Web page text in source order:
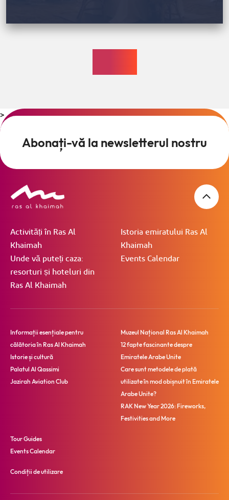
>
Abonați-vă la newsletterul nostru
Activități în Ras Al
Khaimah
Unde vă puteți caza:
resorturi și hoteluri din
Ras Al Khaimah
Istoria emiratului Ras Al
Khaimah
Events Calendar
Informații esențiale pentru
călătoria în Ras Al Khaimah
Istorie și cultură
Palatul Al Qassimi
Jazirah Aviation Club
Muzeul Național Ras Al Khaimah
12 fapte fascinante despre
Emiratele Arabe Unite
Care sunt metodele de plată
utilizate în mod obișnuit în Emiratele
Arabe Unite?
RAK New Year 2026: Fireworks,
Festivities and More
Tour Guides
Events Calendar
Condiții de utilizare